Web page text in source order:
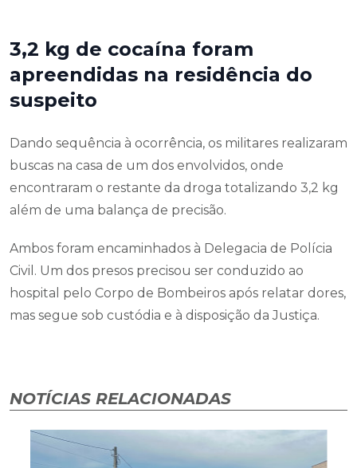
3,2 kg de cocaína foram
apreendidas na residência do
suspeito
Dando sequência à ocorrência, os militares realizaram
buscas na casa de um dos envolvidos, onde
encontraram o restante da droga totalizando 3,2 kg
além de uma balança de precisão.
Ambos foram encaminhados à Delegacia de Polícia
Civil. Um dos presos precisou ser conduzido ao
hospital pelo Corpo de Bombeiros após relatar dores,
mas segue sob custódia e à disposição da Justiça.
NOTÍCIAS RELACIONADAS